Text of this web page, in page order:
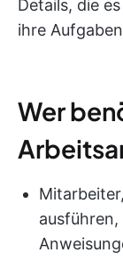
Details, die
ihre
Wer